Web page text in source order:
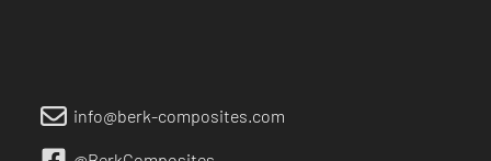
@BerkComposites